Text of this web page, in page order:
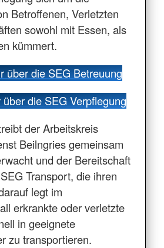
Betroffenen, Verletzten
sowohl mit Essen, als
kümmert.
über die SEG Betreuung
die SEG Verpflegung
der Arbeitskreis
Beilngries gemeinsam
und der Bereitschaft
Transport, die ihren
legt im
erkrankte oder verletzte
in geeignete
zu transportieren.